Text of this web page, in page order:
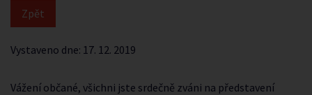
Vystaveno dne: 17. 12. 2019
Vážení občané, všichni jste srdečně zváni na představení